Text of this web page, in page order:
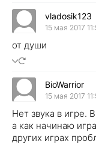
vladosik123
15 мая 2017
от души
BioWarrior
15 мая 2017
Нет звука в игре.
а как начинаю
других играх